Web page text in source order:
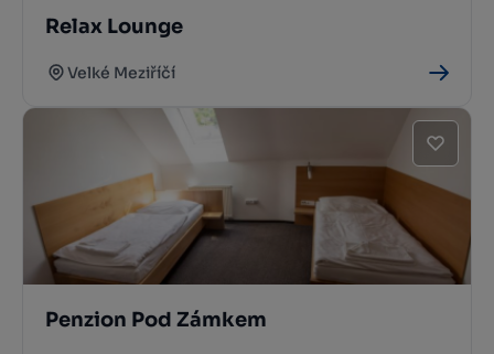
Relax Lounge
Velké Meziříčí
Penzion Pod Zámkem